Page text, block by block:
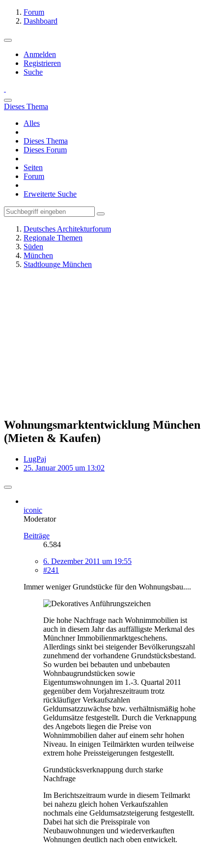
Forum
Dashboard
Anmelden
Registrieren
Suche
Dieses Thema
Alles
Dieses Thema
Dieses Forum
Seiten
Forum
Erweiterte Suche
Deutsches Architekturforum
Regionale Themen
Süden
München
Stadtlounge München
Wohnungsmarktentwicklung München
(Mieten & Kaufen)
LugPaj
25. Januar 2005 um 13:02
iconic
Moderator
Beiträge
6.584
6. Dezember 2011 um 19:55
#241
Immer weniger Grundstücke für den Wohnungsbau....
Die hohe Nachfrage nach Wohnimmobilien ist
auch in diesem Jahr das auffälligste Merkmal des
Münchner Immobilienmarktgeschehens.
Allerdings sinkt bei steigender Bevölkerungszahl
zunehmend der vorhandene Grundstücksbestand.
So wurden bei bebauten und unbebauten
Wohnbaugrundstücken sowie
Eigentumswohnungen im 1.-3. Quartal 2011
gegenüber dem Vorjahreszeitraum trotz
rückläufiger Verkaufszahlen
Geldumsatzzuwächse bzw. verhältnismäßig hohe
Geldumsätze festgestellt. Durch die Verknappung
des Angebots liegen die Preise von
Wohnimmobilien daher auf einem sehr hohen
Niveau. In einigen Teilmärkten wurden teilweise
extrem hohe Preissteigerungen festgestellt.
Grundstücksverknappung durch starke
Nachfrage
Im Berichtszeitraum wurde in diesem Teilmarkt
bei nahezu gleich hohen Verkaufszahlen
nochmals eine Geldumsatzsteigerung festgestellt.
Dabei hat sich die Preisspirale von
Neubauwohnungen und wiederverkauften
Wohnungen deutlich nach oben entwickelt.